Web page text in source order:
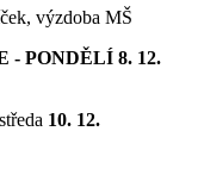
výzdoba MŠ
- PONDĚLÍ 8. 12.
10. 12.